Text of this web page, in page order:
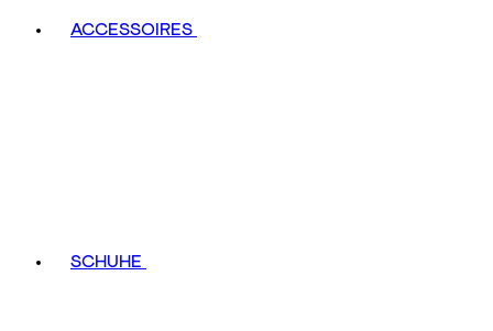
ACCESSOIRES
SCHUHE